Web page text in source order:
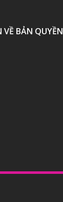
BẢN QUYỀN